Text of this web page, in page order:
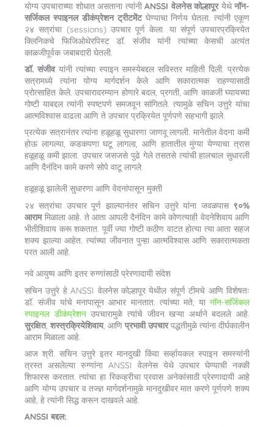
योग्य उपचाराच्या शोधात असताना त्यांनीANSSI वेलनेस कोल्हापूरयेथेनॉन-
सर्जिकल स्पाइनल डीकंप्रेशन ट्रीटमेंटघेण्याचा निर्णय घेतला. त्यांनी एकूण
२४ सत्रांचा (sessions) उपचार पूर्ण केला. या संपूर्ण उपचारप्रक्रियेत
क्लिनिकचे फिजिओथेरपिस्ट डॉ. संजीव यांनी त्यांच्या केसची अत्यंत
काळजीपूर्वक जबाबदारी घेतली.
डॉ. संजीवयांनी त्यांच्या स्पाइन समस्येबद्दल सविस्तर माहिती दिली. प्रत्येक
सत्रामध्ये त्यांना योग्य मार्गदर्शन केले आणि सकारात्मक राहण्यासाठी
प्रोत्साहित केले. उपचारादरम्यान होणारे बदल, प्रगती, आणि काळजी घ्यायच्या
गोष्टी याबद्दल त्यांनी स्पष्टपणे समजवून सांगितले. त्यामुळे सचिन उत्तुरे यांचा
आत्मविश्वास वाढला आणि ते उपचार प्रक्रियेत पूर्णपणे सहभागी झाले.
प्रत्येक सत्रानंतर त्यांना हळूहळू सुधारणा जाणवू लागली. मानेतील वेदना कमी
होऊ लागल्या, कडकपणा घटू लागला, आणि हातातील मुंग्या येण्याचा त्रास
हळूहळू कमी झाला. उपचार जसजसे पुढे गेले तसतसे त्यांची हालचाल सुधारली
आणि दैनंदिन कामे करणे सोपे वाटू लागले.
हळूहळू झालेली सुधारणा आणि वेदनांपासून मुक्ती
२४ सत्रांचा उपचार पूर्ण झाल्यानंतर सचिन उत्तुरे यांना जवळपास ९०%
आराममिळाला आहे. ते आता आपली दैनंदिन कामे कोणत्याही वेदनेशिवाय आणि
भीतीशिवाय करू शकतात. पूर्वी ज्या गोष्टी कठीण वाटत होत्या त्या आता सहज
शक्य झाल्या आहेत. त्यांच्या जीवनात पुन्हा आत्मविश्वास आणि सकारात्मकता
परत आली आहे.
नवे आयुष्य आणि इतर रुग्णांसाठी प्रेरणादायी संदेश
सचिन उत्तुरे हे ANSSI वेलनेस कोल्हापूर येथील संपूर्ण टीमचे आणि विशेषतः
डॉ. संजीव यांचे मनापासून आभार मानतात. त्यांच्या मते, या नॉन-सर्जिकल
स्पाइनल डीकंप्रेशनउपचारामुळे त्यांचे जीवन खऱ्या अर्थाने बदलले आहे.
सुरक्षित, शस्त्रक्रियेशिवाय, आणि प्रभावी उपचारपद्धतीमुळे त्यांना दीर्घकालीन
आराम मिळाला आहे.
आज श्री. सचिन उत्तुरे इतर मानदुखी किंवा सर्व्हायकल स्पाइन समस्यांनी
त्रस्त असलेल्या रुग्णांना ANSSI वेलनेस येथे उपचार घेण्याची नक्की
शिफारस करतात. त्यांचा हा रिकव्हरीचा प्रवास अनेकांसाठी प्रेरणादायी आहे
आणि योग्य उपचार व तज्ज्ञ मार्गदर्शनामुळे मानदुखीवर मात करणे पूर्णपणे शक्य
आहे, हे त्यांनी सिद्ध करून दाखवले आहे.
ANSSI बद्दल: